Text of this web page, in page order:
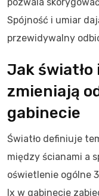
Spójność i umiar
przewidywalny
Jak światło
zmieniają
gabinecie
Światło definiuje
między ścianami a
oświetlenie ogólne
lx w gabinecie